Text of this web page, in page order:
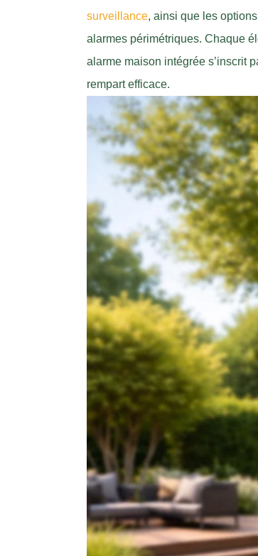
surveillance, ainsi que les
alarmes périmétriques. Chaque
alarme maison intégrée s’inscrit
rempart efficace.